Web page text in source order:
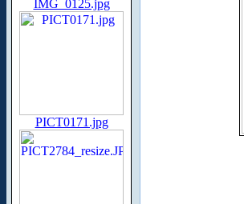
IMG_0125.jpg
PICT0171.jpg